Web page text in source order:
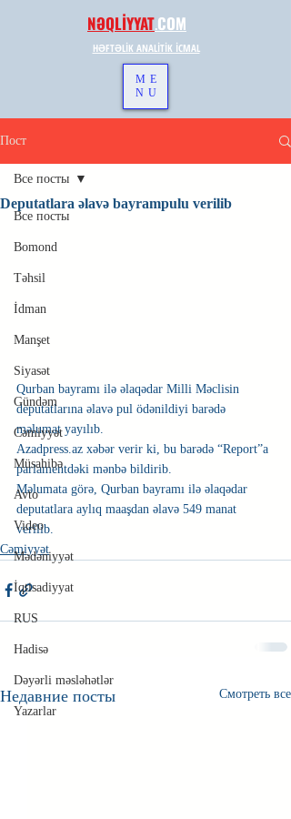
NƏQLİYYAT.COM
HƏFTƏLİK ANALİTİK İCMAL
ME
NU
Пост
Все посты
Bomond
Təhsil
İdman
Manşet
Siyasət
Gündəm
Cəmiyyət
Müsahibə
Avto
Video
Mədəniyyət
İqtisadiyyat
RUS
Hadisə
Dəyərli məsləhətlər
Yazarlar
Все посты
Deputatlara əlavə bayrampulu verilib
Qurban bayramı ilə əlaqədar Milli Məclisin
deputatlarına əlavə pul ödənildiyi barədə
məlumat yayılıb.
Azadpress.az xəbər verir ki, bu barədə “Report”a
parlamentdəki mənbə bildirib.
Məlumata görə, Qurban bayramı ilə əlaqədar
deputatlara aylıq maaşdan əlavə 549 manat
verilib.
Cəmiyyət
Недавние посты Смотреть все